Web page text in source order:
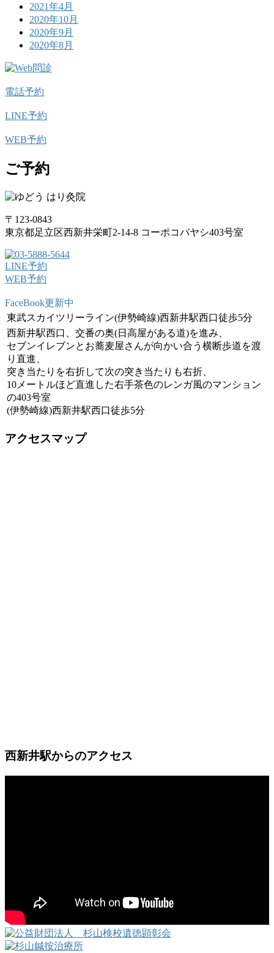
2021年4月
2020年10月
2020年9月
2020年8月
電話予約
LINE予約
WEB予約
ご予約
〒123-0843
東京都足立区西新井栄町2-14-8 コーポコバヤシ403号室
LINE予約
WEB予約
FaceBook更新中
東武スカイツリーライン(伊勢崎線)西新井駅西口徒歩5分
西新井駅西口、交番の奥(日高屋がある道)を進み、
セブンイレブンとお蕎麦屋さんが向かい合う横断歩道を渡
り直進、
突き当たりを右折して次の突き当たりも右折、
10メートルほど直進した右手茶色のレンガ風のマンション
の403号室
(伊勢崎線)西新井駅西口徒歩5分
アクセスマップ
西新井駅からのアクセス